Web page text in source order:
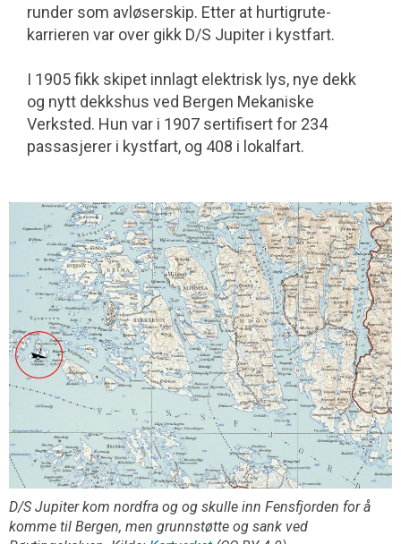
runder som avløserskip. Etter at hurtigrute-
karrieren var over gikk D/S Jupiter i kystfart.
I 1905 fikk skipet innlagt elektrisk lys, nye dekk
og nytt dekkshus ved Bergen Mekaniske
Verksted. Hun var i 1907 sertifisert for 234
passasjerer i kystfart, og 408 i lokalfart.
D/S Jupiter kom nordfra og og skulle inn Fensfjorden for å
komme til Bergen, men grunnstøtte og sank ved